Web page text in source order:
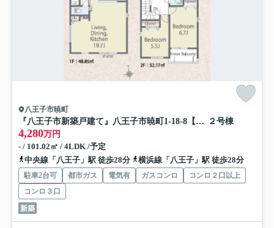
八王子市暁町
『八王子市新築戸建て』八王子市暁町1-18-8【仲介手数料無料】 ０１期 ２号棟
4,280万円
- / 101.02㎡ / 4LDK /予定
中央線「八王子」駅 徒歩28分
横浜線「八王子」駅 徒歩28分
駐車2台可 都市ガス 電気有 ガスコンロ
コンロ２口以上
コンロ３口
新築